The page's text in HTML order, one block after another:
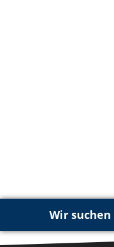
Wir